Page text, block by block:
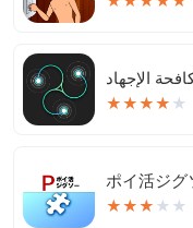
الإجهاد
★★★★ ★
★★★ ★ ★